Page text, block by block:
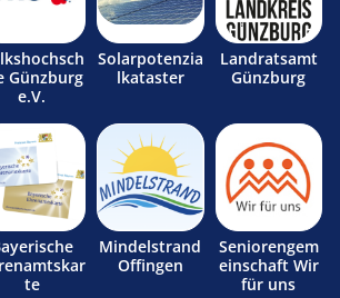
Günzburg
e.V.
Solarpotenzia
lkataster
Landratsamt
Günzburg
te
Mindelstrand
Offingen
Seniorengem
einschaft Wir
für uns